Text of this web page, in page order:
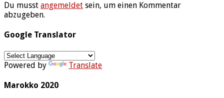
Du musst angemeldet sein, um einen Kommentar
abzugeben.
Google Translator
Powered by Translate
Marokko 2020